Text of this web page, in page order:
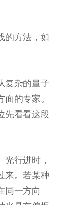
的方法，如
复杂的量子
的专家。
先看看这段
行进时，
来。若某种
同一方向